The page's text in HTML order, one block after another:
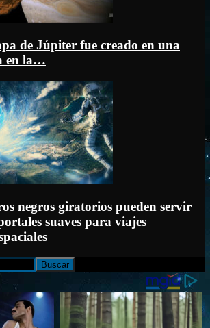
de Júpiter fue creado en una
en la…
negros giratorios pueden servir
suaves para viajes